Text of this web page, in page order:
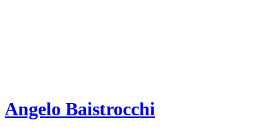
Angelo Baistrocchi